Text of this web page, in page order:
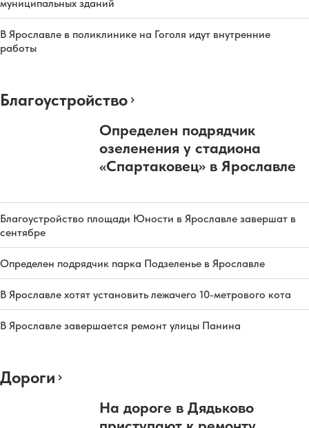
муниципальных зданий
В Ярославле в поликлинике на Гоголя идут внутренние
работы
Благоустройство
Определен подрядчик
озеленения у стадиона
«Спартаковец» в Ярославле
Благоустройство площади Юности в Ярославле завершат в
сентябре
Определен подрядчик парка Подзеленье в Ярославле
В Ярославле хотят установить лежачего 10-метрового кота
В Ярославле завершается ремонт улицы Панина
Дороги
На дороге в Дядьково